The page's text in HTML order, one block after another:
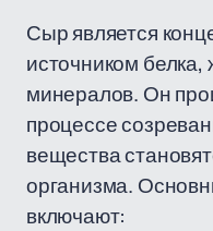
Сыр является
источником
минералов. Он
процессе
вещества
организма.
включают: